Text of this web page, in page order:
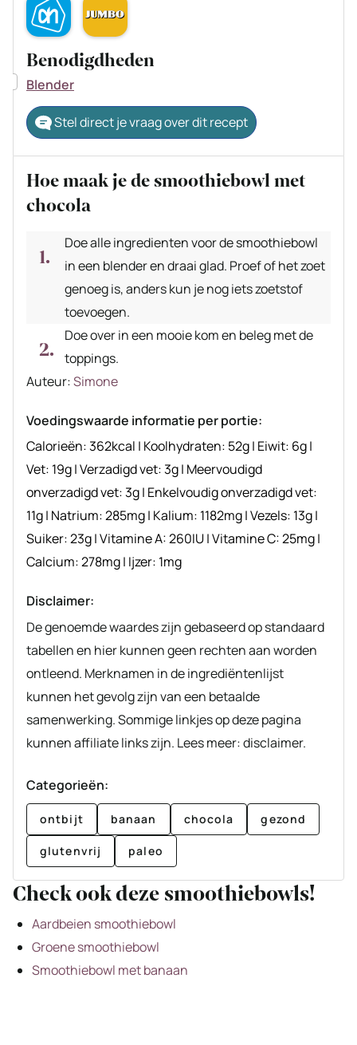
Benodigdheden
▢
Blender
Stel direct je vraag over dit recept
Hoe maak je de smoothiebowl met
chocola
Doe alle ingredienten voor de smoothiebowl
in een blender en draai glad. Proef of het zoet
genoeg is, anders kun je nog iets zoetstof
toevoegen.
Doe over in een mooie kom en beleg met de
toppings.
Auteur
Auteur:Simone
Voedingswaarde informatie per portie:
Calorieën:362kcal | Koolhydraten: 52g| Eiwit: 6g|
Vet: 19g|Verzadigd vet:3g| Meervoudigd
onverzadigd vet:3g| Enkelvoudig onverzadigd vet:
11g| Natrium:285mg| Kalium: 1182mg|Vezels: 13g|
Suiker:23g|Vitamine A:260IU|Vitamine C:25mg|
Calcium:278mg| Ijzer: 1mg
Disclaimer:
De genoemde waardes zijn gebaseerd op standaard
tabellen en hier kunnen geen rechten aan worden
ontleend. Merknamen in de ingrediëntenlijst
kunnen het gevolg zijn van een betaalde
samenwerking. Sommige linkjes op deze pagina
kunnen affiliate links zijn. Lees meer: disclaimer.
Categorieën:
ontbijt banaan chocola gezond
glutenvrij paleo
Check ook deze smoothiebowls!
Aardbeien smoothiebowl
Groene smoothiebowl
Smoothiebowl met banaan